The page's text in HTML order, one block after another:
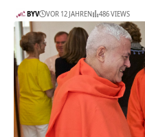
BYV VOR 12 JAHREN 486 VIEWS